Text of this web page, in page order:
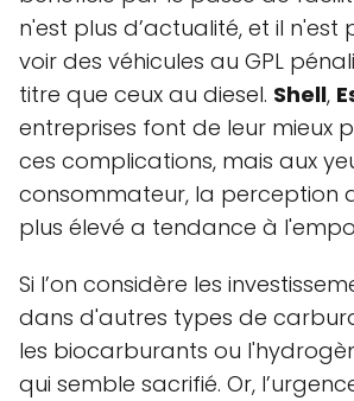
n'est plus d’actualité, et il n'est
voir des véhicules au GPL
titre que ceux au diesel. Shell,
entreprises font de leur mieux
ces complications, mais aux
consommateur, la perception
plus élevé a tendance à
Si l’on considère les
dans d'autres types de
les biocarburants ou
qui semble sacrifié. Or,